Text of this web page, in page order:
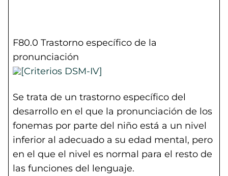
F80.0 Trastorno específico de la
pronunciación
Se trata de un trastorno específico del
desarrollo en el que la pronunciación de los
fonemas por parte del niño está a un nivel
inferior al adecuado a su edad mental, pero
en el que el nivel es normal para el resto de
las funciones del lenguaje.